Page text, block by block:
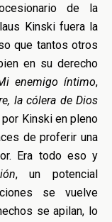
de la
Kinski fuera la
que tantos otros
en su derecho
enemigo íntimo,
la cólera de Dios
Kinski en pleno
de proferir una
Era todo eso y
, un potencial
se vuelve
se apilan, lo